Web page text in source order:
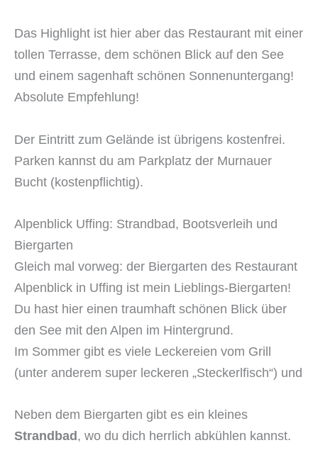
Das Highlight ist hier aber das Restaurant mit einer
tollen Terrasse, dem schönen Blick auf den See
und einem sagenhaft schönen Sonnenuntergang!
Absolute Empfehlung!
Der Eintritt zum Gelände ist übrigens kostenfrei.
Parken kannst du am Parkplatz der Murnauer
Bucht (kostenpflichtig).
Alpenblick Uffing: Strandbad, Bootsverleih und
Biergarten
Gleich mal vorweg: der Biergarten des Restaurant
Alpenblick in Uffing ist mein Lieblings-Biergarten!
Du hast hier einen traumhaft schönen Blick über
den See mit den Alpen im Hintergrund.
Im Sommer gibt es viele Leckereien vom Grill
(unter anderem super leckeren „Steckerlfisch“) und
Neben dem Biergarten gibt es ein kleines
Strandbad, wo du dich herrlich abkühlen kannst.